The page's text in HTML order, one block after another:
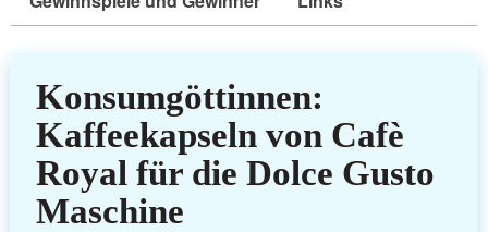
Konsumgöttinnen:
Kaffeekapseln von Cafè
Royal für die Dolce Gusto
Maschine